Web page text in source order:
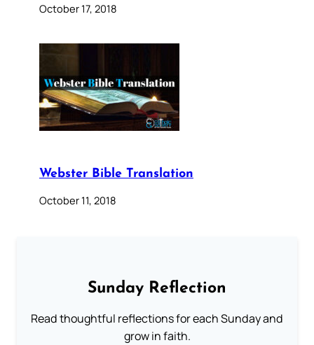
October 17, 2018
Webster Bible Translation
October 11, 2018
Sunday Reflection
Read thoughtful reflections for each Sunday and
grow in faith.